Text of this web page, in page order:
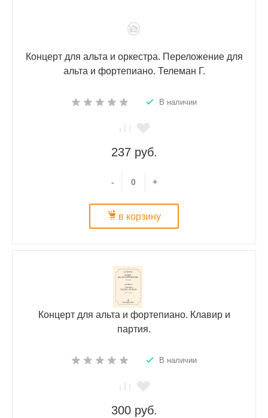
Концерт для альта и оркестра. Переложение для
альта и фортепиано. Телеман Г.
В наличии
237 руб.
- +
в корзину
Концерт для альта и фортепиано. Клавир и
партия.
В наличии
300 руб.